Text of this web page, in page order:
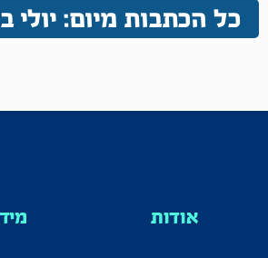
כל הכתבות מיום: יולי ב11, 2022
אודות